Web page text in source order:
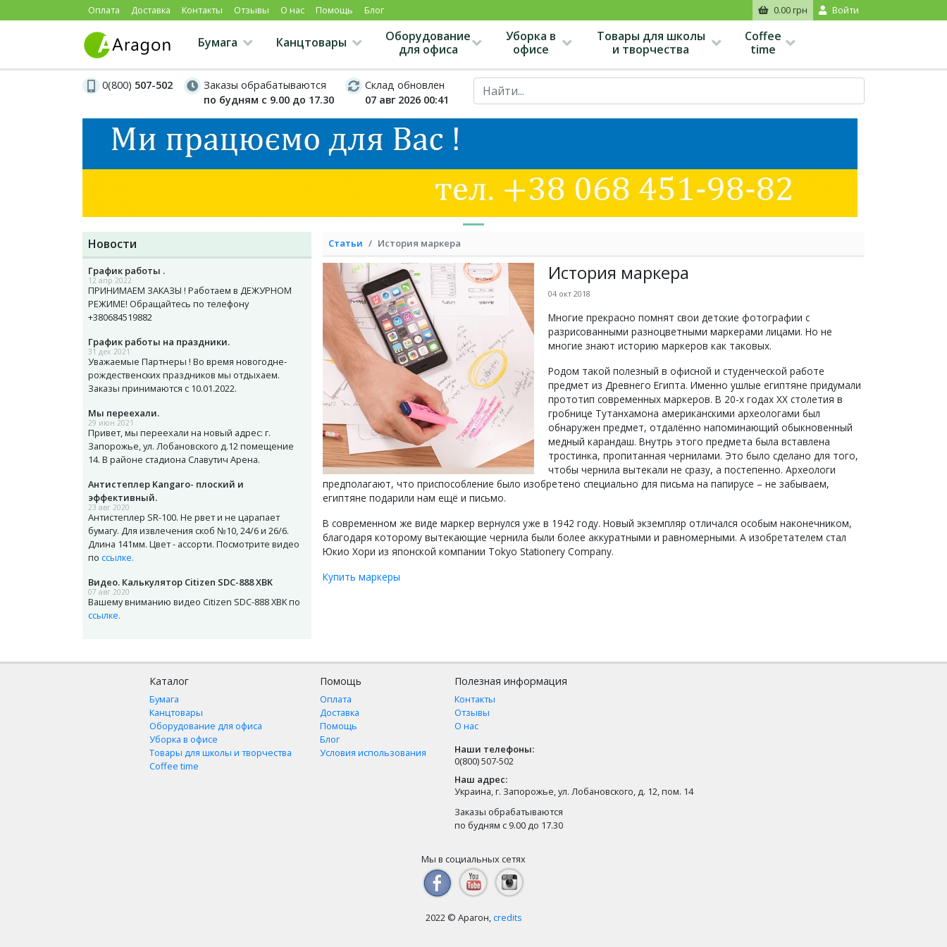
Оплата Доставка Контакты Отзывы О нас Помощь Блог 0.00 грн Войти
Бумага Канцтовары
Оборудование
для офиса
Уборка в
офисе
Товары для школы
и творчества
Coffee
time
0(800) 507-502
Заказы обрабатываются
по будням с 9.00 до 17.30
Склад обновлен
07 авг 2026 00:41
Новости
График работы .
12 апр 2022
ПРИНИМАЕМ ЗАКАЗЫ ! Работаем в ДЕЖУРНОМ
РЕЖИМЕ! Обращайтесь по телефону
+380684519882
График работы на праздники.
31 дек 2021
Уважаемые Партнеры ! Во время новогодне-
рождественских праздников мы отдыхаем.
Заказы принимаются с 10.01.2022.
Мы переехали.
29 июн 2021
Привет, мы переехали на новый адрес: г.
Запорожье, ул. Лобановского д.12 помещение
14. В районе стадиона Славутич Арена.
Антистеплер Kangaro- плоский и
эффективный.
23 авг 2020
Антистеплер SR-100. Не рвет и не царапает
бумагу. Для извлечения скоб №10, 24/6 и 26/6.
Длина 141мм. Цвет - ассорти. Посмотрите видео
по ссылке.
Видео. Калькулятор Citizen SDC-888 XBK
07 авг 2020
Вашему вниманию видео Citizen SDC-888 XBK по
ссылке.
Статьи История маркера
История маркера
04 окт 2018
Многие прекрасно помнят свои детские фотографии с
разрисованными разноцветными маркерами лицами. Но не
многие знают историю маркеров как таковых.
Родом такой полезный в офисной и студенческой работе
предмет из Древнего Египта. Именно ушлые египтяне придумали
прототип современных маркеров. В 20-х годах ХХ столетия в
гробнице Тутанхамона американскими археологами был
обнаружен предмет, отдалённо напоминающий обыкновенный
медный карандаш. Внутрь этого предмета была вставлена
тростинка, пропитанная чернилами. Это было сделано для того,
чтобы чернила вытекали не сразу, а постепенно. Археологи
предполагают, что приспособление было изобретено специально для письма на папирусе – не забываем,
египтяне подарили нам ещё и письмо.
В современном же виде маркер вернулся уже в 1942 году. Новый экземпляр отличался особым наконечником,
благодаря которому вытекающие чернила были более аккуратными и равномерными. А изобретателем стал
Юкио Хори из японской компании Tokyo Stationery Company.
Купить маркеры
Каталог
Бумага
Канцтовары
Оборудование для офиса
Уборка в офисе
Товары для школы и творчества
Coffee time
Помощь
Оплата
Доставка
Помощь
Блог
Условия использования
Полезная информация
Контакты
Отзывы
О нас
Наши телефоны:
0(800) 507-502
Наш адрес:
Украина, г. Запорожье, ул. Лобановского, д. 12, пом. 14
Заказы обрабатываются
по будням с 9.00 до 17.30
Мы в социальных сетях
2022 © Арагон, credits